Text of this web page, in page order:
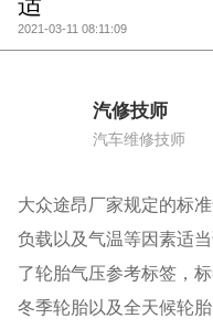
适
2021-03-11 08:11:09
汽修技师
汽车维修技师
大众途昂厂家规定的标
负载以及气温等因素适
了轮胎气压参考标签，
冬季轮胎以及全天候轮